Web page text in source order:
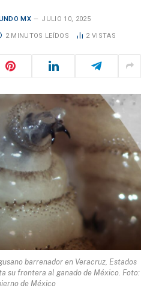
MX JULIO 10, 2025
2 MINUTOS LEÍDOS 2 VISTAS
barrenador en Veracruz, Estados
su frontera al ganado de México. Foto:
de México